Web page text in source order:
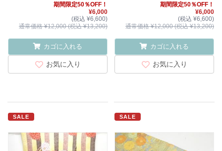
期間限定50％OFF！
¥6,000
(税込 ¥6,600)
通常価格 ¥12,000 (税込 ¥13,200)
カゴに入れる
お気に入り
期間限定50％OFF！
¥6,000
(税込 ¥6,600)
通常価格 ¥12,000 (税込 ¥13,200)
カゴに入れる
お気に入り
SALE SALE